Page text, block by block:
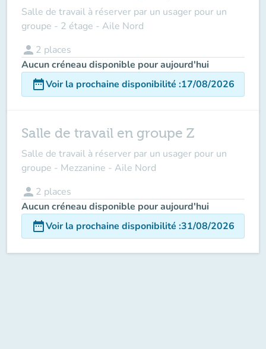
Salle de travail à réserver par un usager pour un
groupe - 2 étage - Aile Nord
person 2 places
Aucun créneau disponible pour aujourd'hui
date_rangeVoir la prochaine disponibilité :17/08/2026
Salle de travail en groupe Z
Salle de travail à réserver par un usager pour un
groupe - Mezzanine - Aile Nord
person 2 places
Aucun créneau disponible pour aujourd'hui
date_rangeVoir la prochaine disponibilité :31/08/2026